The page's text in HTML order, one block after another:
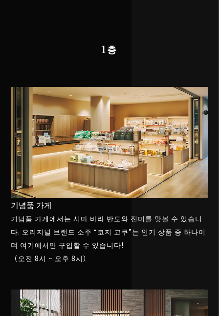
1층
기념품 가게
기념품 가게에서는 시마 바라 반도와 진미를 맛볼 수 있습니
다. 오리지널 브랜드 소주 “코지 고쿠”는 인기 상품 중 하나이
며 여기에서만 구입할 수 있습니다!
（오전 8시 ~ 오후 8시）